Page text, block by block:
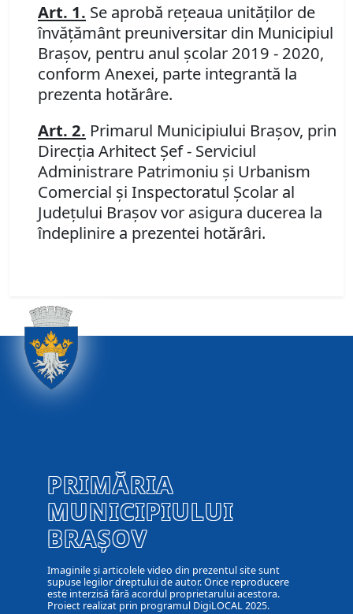
Art. 1. Se aprobă reţeaua unităţilor de
învăţământ preuniversitar din Municipiul
Braşov, pentru anul şcolar 2019 - 2020,
conform Anexei, parte integrantă la
prezenta hotărâre.
Art. 2. Primarul Municipiului Braşov, prin
Direcţia Arhitect Şef - Serviciul
Administrare Patrimoniu şi Urbanism
Comercial şi Inspectoratul Şcolar al
Judeţului Braşovvor asigura ducerea la
îndeplinire a prezentei hotărâri.
PRIMĂRIA
MUNICIPIULUI
BRAȘOV
Imaginile și articolele video din prezentul site sunt
supuse legilor dreptului de autor. Orice reproducere
este interzisă fără acordul proprietarului acestora.
Proiect realizat prin programul DigiLOCAL 2025.